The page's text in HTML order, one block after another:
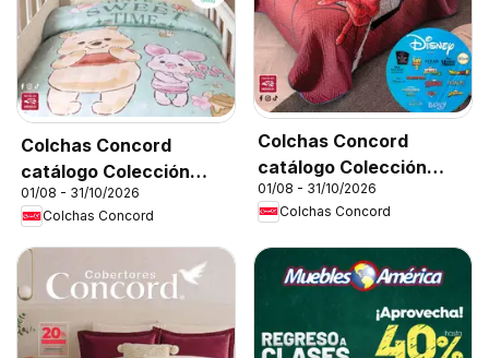
Colchas Concord
catálogo Colección
Bebé
01/08 - 31/10/2026
Colchas Concord
Colchas Concord
catálogo Colección
Infantil
01/08 - 31/10/2026
Colchas Concord